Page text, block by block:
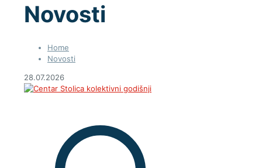
Novosti
Home
Novosti
28.07.2026